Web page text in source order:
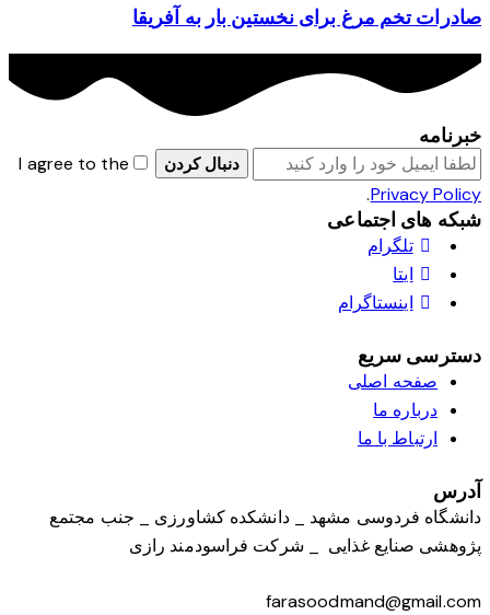
صادرات تخم مرغ برای نخستین بار به آفریقا
خبرنامه
دنبال کردن
I agree to the
Privacy Policy
.
شبکه های اجتماعی
تلگرام
ایتا
اینستاگرام
دسترسی سریع
صفحه اصلی
درباره ما
ارتباط با ما
آدرس
دانشگاه فردوسی مشهد _ دانشکده کشاورزی _ جنب مجتمع
پژوهشی صنایع غذایی _ شرکت فراسودمند رازی
farasoodmand@gmail.com